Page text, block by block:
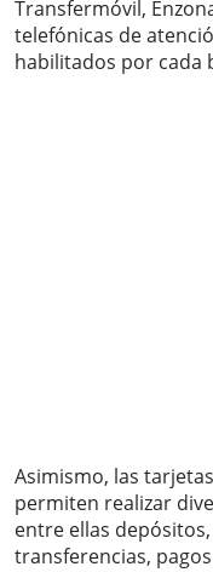
Transfermóvil,
telefónicas de
habilitados por cada
Asimismo, las
permiten realizar
entre ellas
transferencias,